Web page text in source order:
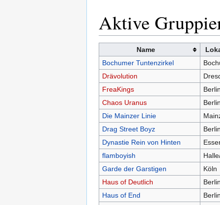
Aktive
Name
Bochumer Tuntenzirkel
Drävolution
FreaKings
Chaos Uranus
Die Mainzer Linie
Drag Street Boyz
Dynastie Rein von Hinten
flamboyish
Garde der Garstigen
Köln
Haus of Deutlich
Haus of End